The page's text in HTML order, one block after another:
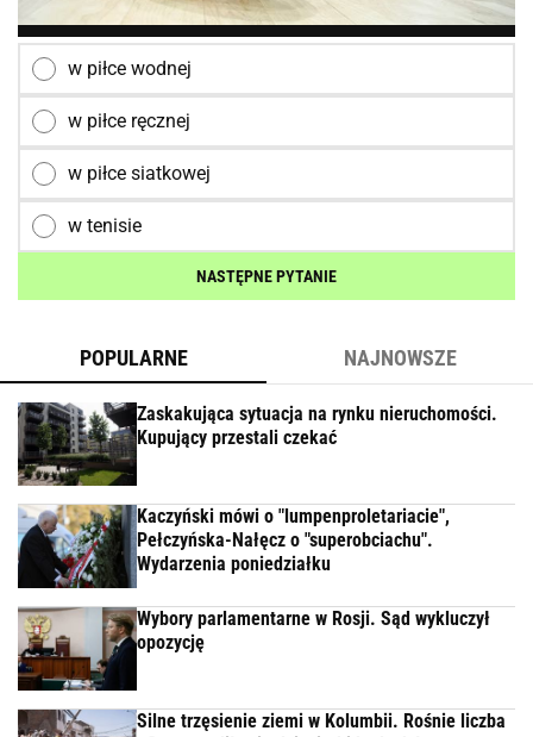
w piłce wodnej
w piłce ręcznej
w piłce siatkowej
w tenisie
NASTĘPNE PYTANIE
POPULARNE NAJNOWSZE
Zaskakująca sytuacja na rynku nieruchomości.
Kupujący przestali czekać
Kaczyński mówi o "lumpenproletariacie",
Pełczyńska-Nałęcz o "superobciachu".
Wydarzenia poniedziałku
Wybory parlamentarne w Rosji. Sąd wykluczył
opozycję
Silne trzęsienie ziemi w Kolumbii. Rośnie liczba